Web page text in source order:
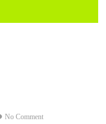
No Comment